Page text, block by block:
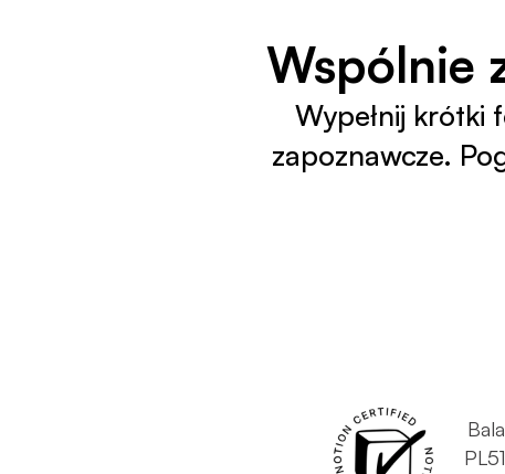
Wspólnie
Wypełnij krótki
zapoznawcze.